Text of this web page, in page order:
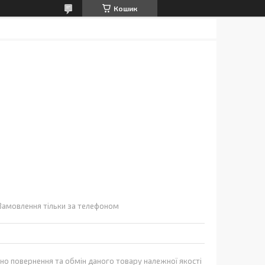
Кошик
тільки за телефоном
повернення та обмін даного товару належної якості